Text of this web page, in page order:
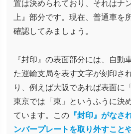
置は決められており、それはナ
上』部分です。現在、普通車を
確認してみましょう。
『封印』の表面部分には、自動
た運輸支局を表す文字が刻印さ
り、例えば大阪であれば表面に
東京では「東」というふうに決
ています。この『封印』がなさ
ンバープレートを取り外すこと